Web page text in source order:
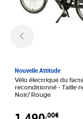
Nouvelle Attitude
Vélo électrique du
reconditionné - Taille normale -
Noir/ Rouge
,00€